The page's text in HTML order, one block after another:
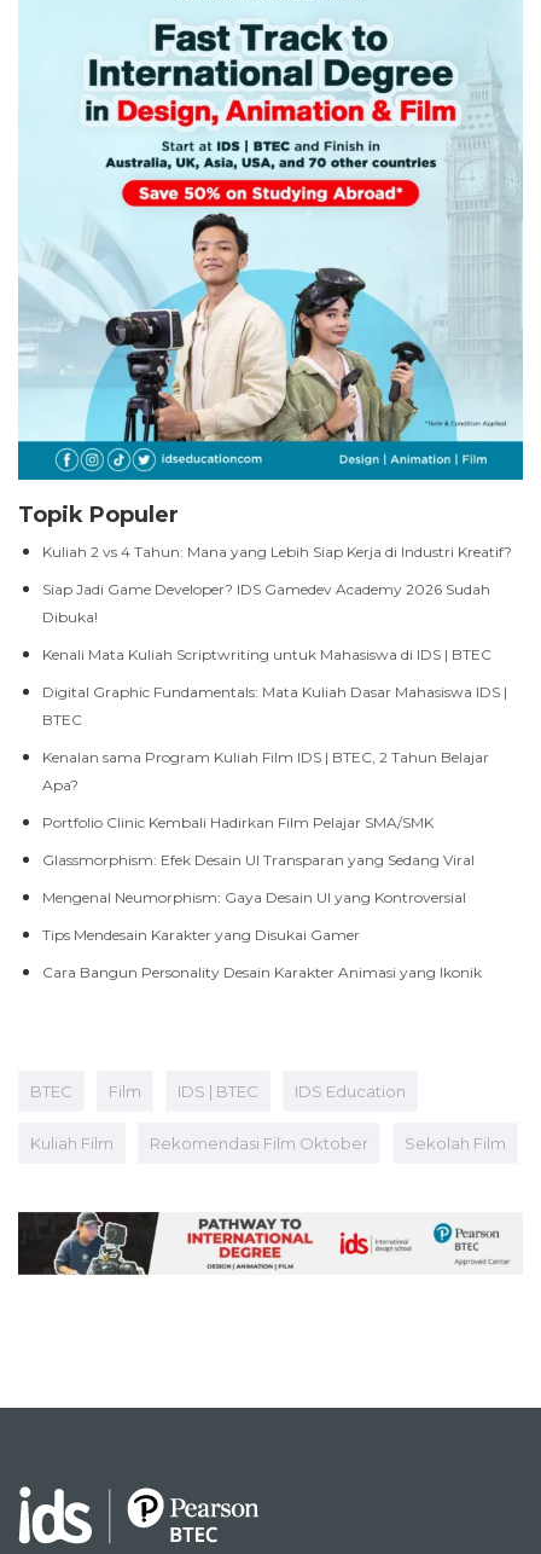
Topik Populer
Kuliah 2 vs 4 Tahun: Mana yang Lebih Siap Kerja di Industri Kreatif?
Siap Jadi Game Developer? IDS Gamedev Academy 2026 Sudah
Dibuka!
Kenali Mata Kuliah Scriptwriting untuk Mahasiswa di IDS | BTEC
Digital Graphic Fundamentals: Mata Kuliah Dasar Mahasiswa IDS |
BTEC
Kenalan sama Program Kuliah Film IDS | BTEC, 2 Tahun Belajar
Apa?
Portfolio Clinic Kembali Hadirkan Film Pelajar SMA/SMK
Glassmorphism: Efek Desain UI Transparan yang Sedang Viral
Mengenal Neumorphism: Gaya Desain UI yang Kontroversial
Tips Mendesain Karakter yang Disukai Gamer
Cara Bangun Personality Desain Karakter Animasi yang Ikonik
BTEC Film IDS | BTEC IDS Education
Kuliah Film Rekomendasi Film Oktober Sekolah Film